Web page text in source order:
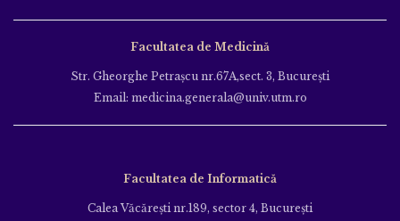
Facultatea de Medicină
Str. Gheorghe Petraşcu nr.67A,sect. 3, Bucureşti
Email: medicina.generala@univ.utm.ro
Facultatea de Informatică
Calea Văcăreşti nr.189, sector 4, Bucureşti